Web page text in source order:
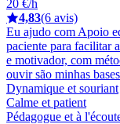
20 €/h
4,83(6 avis)
Eu ajudo com Apoio
paciente para facilitar
e motivador, com
ouvir são minhas
Dynamique et souriant
Calme et patient
Pédagogue et à